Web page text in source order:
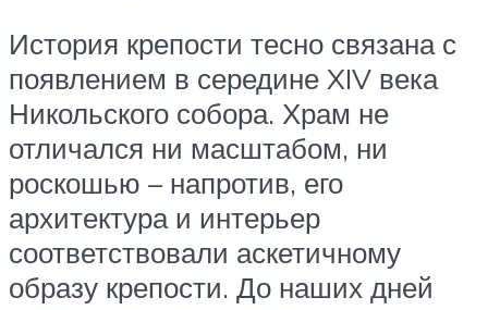
История крепости тесно связана с
появлением в середине XIV века
Никольского собора. Храм не
отличался ни масштабом, ни
роскошью – напротив, его
архитектура и интерьер
соответствовали аскетичному
образу крепости. До наших дней